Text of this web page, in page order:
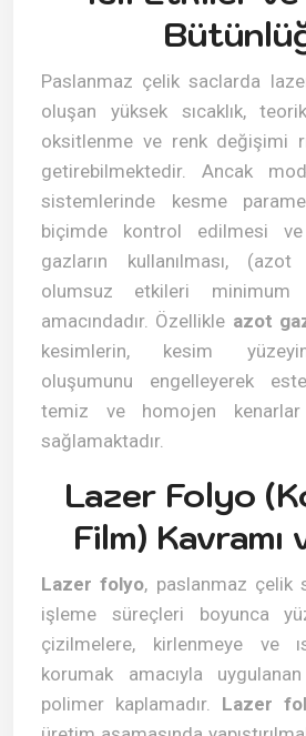
Paslanmaz çelik saclarda
oluşan yüksek sıcaklık,
oksitlenme ve renk değişimi
getirebilmektedir. Ancak
sistemlerinde kesme
biçimde kontrol edilmesi ve
gazların kullanılması,
olumsuz etkileri minimum
amacındadır. Özellikle azot
kesimlerin, kesim
oluşumunu engelleyerek
temiz ve homojen
sağlamaktadır.
Lazer Folyo
Film) Kavramı
Lazer folyo, paslanmaz çelik
işleme süreçleri boyunca
çizilmelere, kirlenmeye ve
korumak amacıyla
polimer kaplamadır. Lazer